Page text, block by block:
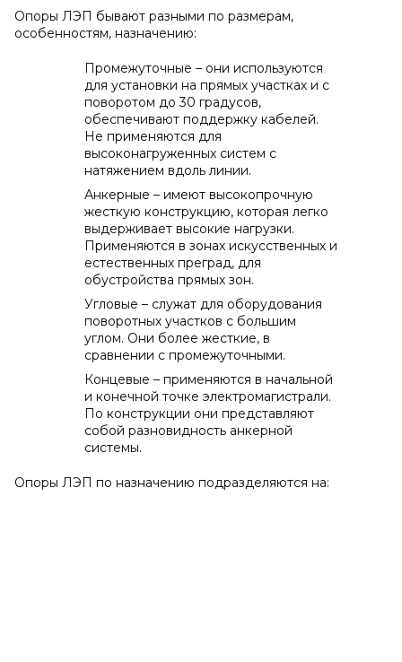
Опоры ЛЭП бывают разными по размерам,
особенностям, назначению:
Промежуточные – они используются
для установки на прямых участках и с
поворотом до 30 градусов,
обеспечивают поддержку кабелей.
Не применяются для
высоконагруженных систем с
натяжением вдоль линии.
Анкерные – имеют высокопрочную
жесткую конструкцию, которая легко
выдерживает высокие нагрузки.
Применяются в зонах искусственных и
естественных преград, для
обустройства прямых зон.
Угловые – служат для оборудования
поворотных участков с большим
углом. Они более жесткие, в
сравнении с промежуточными.
Концевые – применяются в начальной
и конечной точке электромагистрали.
По конструкции они представляют
собой разновидность анкерной
системы.
Опоры ЛЭП по назначению подразделяются на: